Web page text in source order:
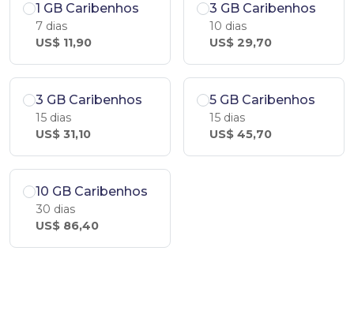
1 GB Caribenhos
7 dias
US$ 11,90
3 GB Caribenhos
10 dias
US$ 29,70
3 GB Caribenhos
15 dias
US$ 31,10
5 GB Caribenhos
15 dias
US$ 45,70
10 GB Caribenhos
30 dias
US$ 86,40